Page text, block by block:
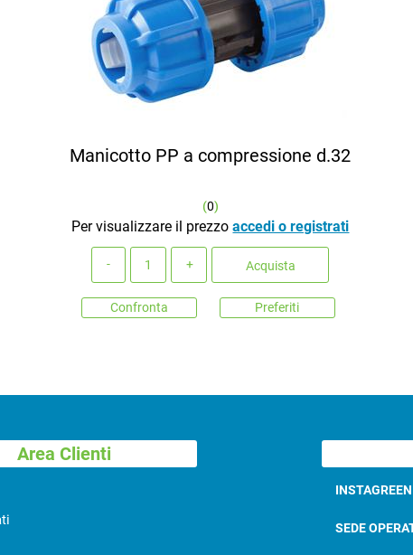
Manicotto PP a compressione d.32
(0)
Per visualizzare il prezzoaccedi o registrati
Acquista
Confronta Preferiti
Area Clienti
SEDE